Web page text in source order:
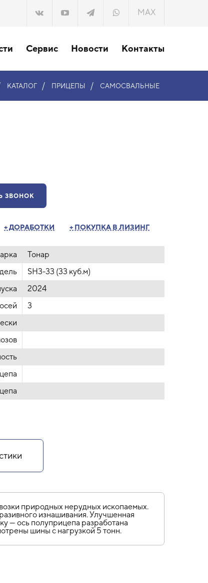
MAX
Сервис Новости Контакты
КАТАЛОГ / ПРИЦЕПЫ / САМОСВАЛЬНЫЕ
ЗВОНОК
+ ДОРАБОТКИ + ПОКУПКА В ЛИЗИНГ
Тонар
SH3-33 (33 куб.м)
2024
3
природных нерудных ископаемых.
изнашивания. Улучшенная
— ось полуприцепа разработана
шины с нагрузкой 5 тонн.